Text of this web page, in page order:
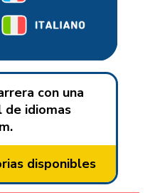
con una
idiomas
disponibles